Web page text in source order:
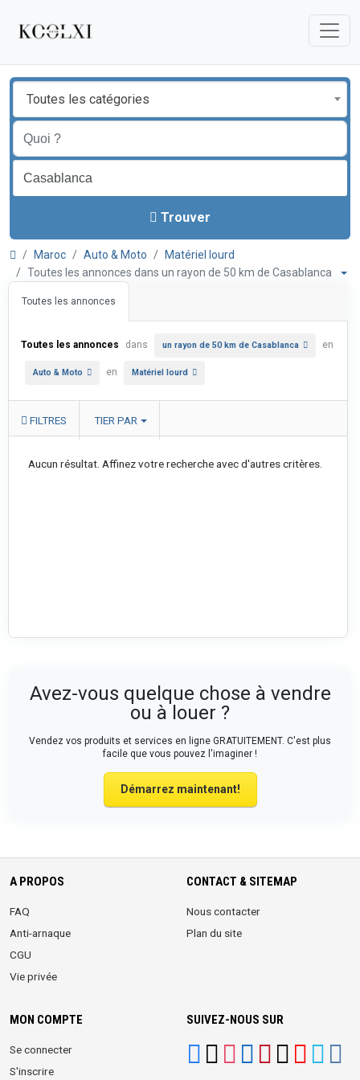
Toutes les catégories
Trouver
Maroc Auto & Moto
Matériel lourd
Toutes les annonces dans un rayon de 50 km de Casablanca
Toutes les annonces
Toutes les annonces dans un rayon de 50 km de Casablanca en
Auto & Moto en Matériel lourd
FILTRES TIER PAR
Aucun résultat. Affinez votre recherche avec d'autres critères.
Avez-vous quelque chose à vendre
ou à louer ?
Vendez vos produits et services en ligne GRATUITEMENT. C'est plus
facile que vous pouvez l'imaginer !
Démarrez maintenant!
A PROPOS
FAQ
Anti-arnaque
CGU
Vie privée
CONTACT & SITEMAP
Nous contacter
Plan du site
MON COMPTE
Se connecter
S'inscrire
SUIVEZ-NOUS SUR